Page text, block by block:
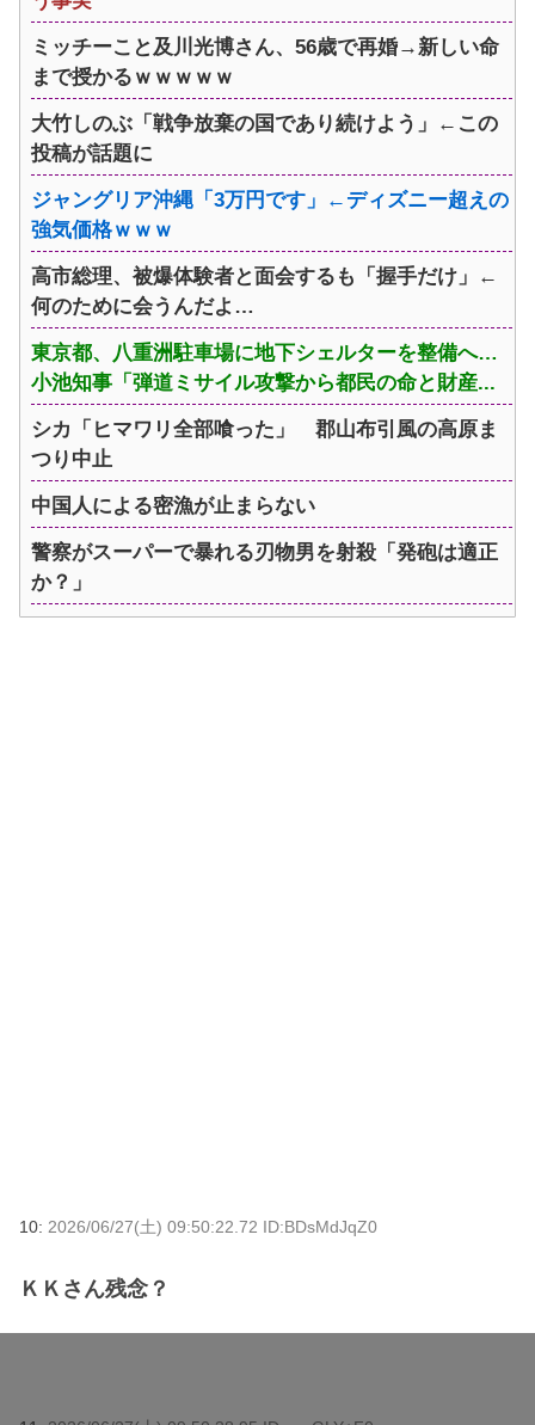
ミッチーこと及川光博さん、56歳で再婚→新しい命
まで授かるｗｗｗｗｗ
大竹しのぶ「戦争放棄の国であり続けよう」←この
投稿が話題に
ジャングリア沖縄「3万円です」←ディズニー超えの
強気価格ｗｗｗ
高市総理、被爆体験者と面会するも「握手だけ」←
何のために会うんだよ…
東京都、八重洲駐車場に地下シェルターを整備へ…
小池知事「弾道ミサイル攻撃から都民の命と財産...
シカ「ヒマワリ全部喰った」 郡山布引風の高原ま
つり中止
中国人による密漁が止まらない
警察がスーパーで暴れる刃物男を射殺「発砲は適正
か？」
10: 2026/06/27(土) 09:50:22.72 ID:BDsMdJqZ0
ＫＫさん残念？